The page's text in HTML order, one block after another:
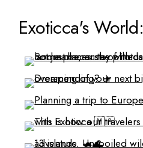
Exoticca's World: